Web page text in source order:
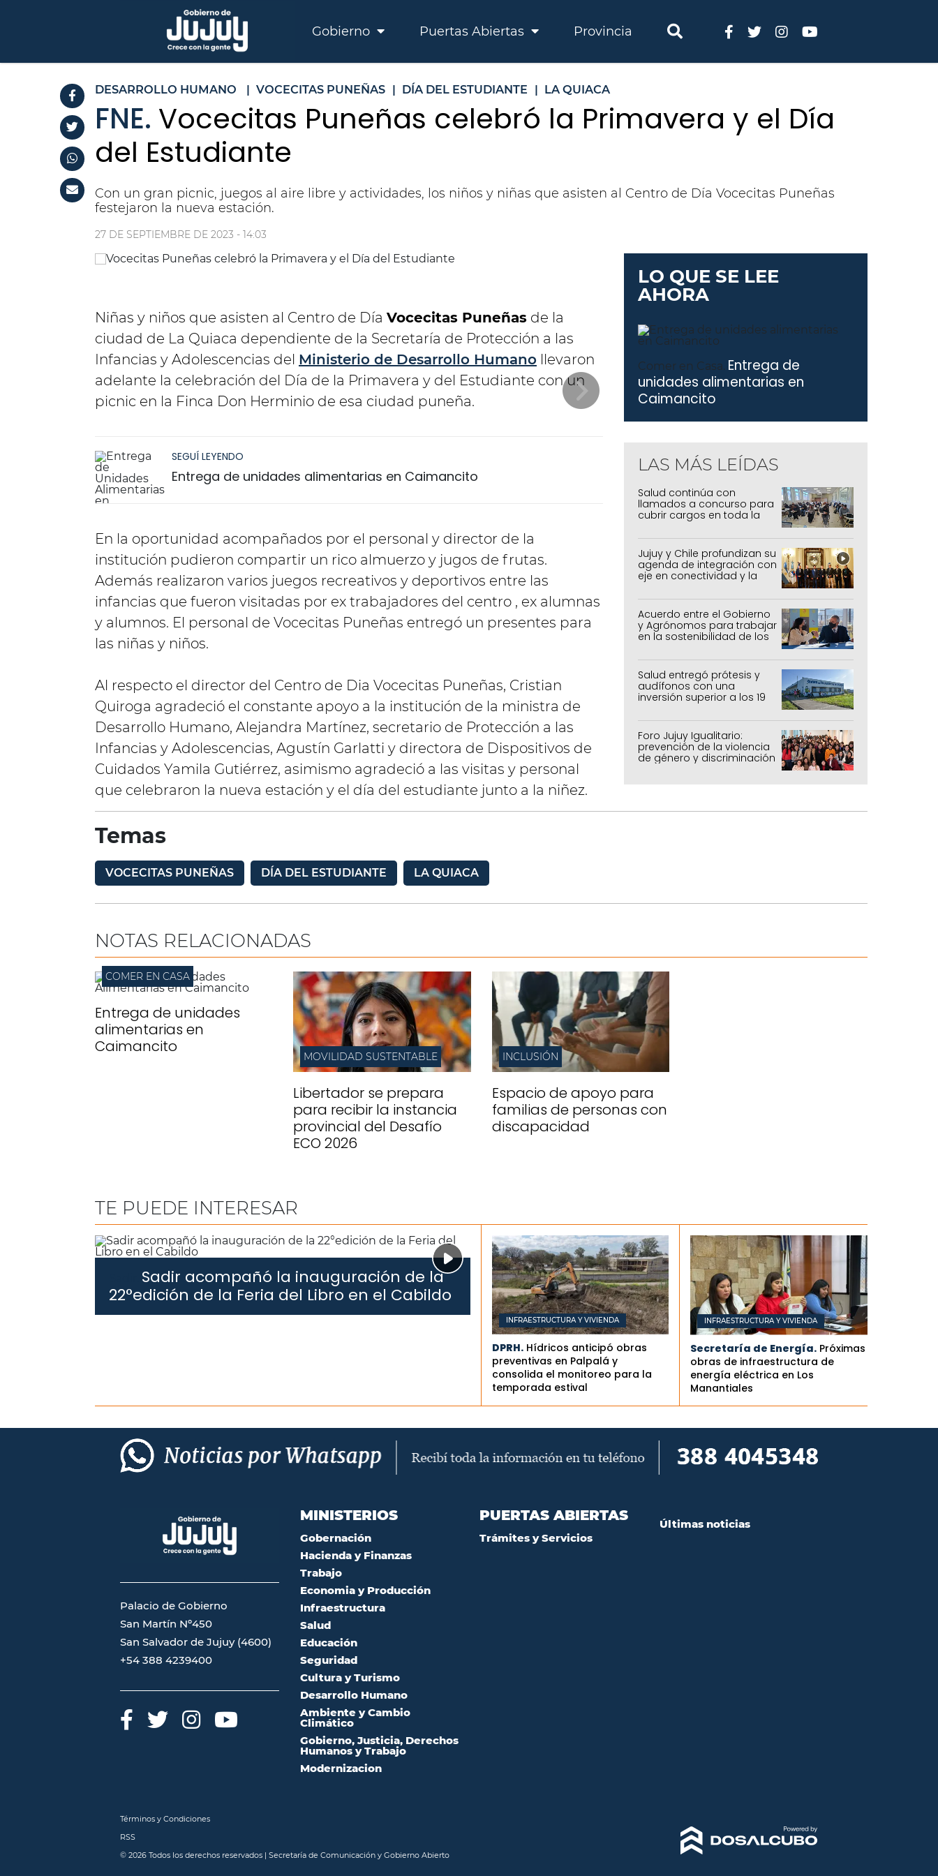
Gobierno Puertas Abiertas Provincia
DESARROLLO HUMANO | VOCECITAS PUNEÑAS | DÍA DEL ESTUDIANTE | LA QUIACA
FNE. Vocecitas Puneñas celebró la Primavera y el Día
del Estudiante
Con un gran picnic, juegos al aire libre y actividades, los niños y niñas que asisten al Centro de Día Vocecitas Puneñas
festejaron la nueva estación.
27 DE SEPTIEMBRE DE 2023 - 14:03
Niñas y niños que asisten al Centro de Día Vocecitas Puneñas de la
ciudad de La Quiaca dependiente de la Secretaría de Protección a las
Infancias y Adolescencias del Ministerio de Desarrollo Humano llevaron
adelante la celebración del Día de la Primavera y del Estudiante con un
picnic en la Finca Don Herminio de esa ciudad puneña.
SEGUÍ LEYENDO
Entrega de unidades alimentarias en Caimancito
En la oportunidad acompañados por el personal y director de la
institución pudieron compartir un rico almuerzo y jugos de frutas.
Además realizaron varios juegos recreativos y deportivos entre las
infancias que fueron visitadas por ex trabajadores del centro , ex alumnas
y alumnos. El personal de Vocecitas Puneñas entregó un presentes para
las niñas y niños.
Al respecto el director del Centro de Dia Vocecitas Puneñas, Cristian
Quiroga agradeció el constante apoyo a la institución de la ministra de
Desarrollo Humano, Alejandra Martínez, secretario de Protección a las
Infancias y Adolescencias, Agustín Garlatti y directora de Dispositivos de
Cuidados Yamila Gutiérrez, asimismo agradeció a las visitas y personal
que celebraron la nueva estación y el día del estudiante junto a la niñez.
LO QUE SE LEE
AHORA
Comer en Casa. Entrega de
unidades alimentarias en
Caimancito
LAS MÁS LEÍDAS
Salud continúa con
llamados a concurso para
cubrir cargos en toda la
Jujuy y Chile profundizan su
agenda de integración con
eje en conectividad y la
mejora del Paso de Jama
Acuerdo entre el Gobierno
y Agrónomos para trabajar
en la sostenibilidad de los
agrícolas, pecuarios y
forestal
Salud entregó prótesis y
audífonos con una
inversión superior a los 19
millones de pesos
Foro Jujuy Igualitario:
prevención de la violencia
de género y discriminación
Temas
VOCECITAS PUNEÑAS DÍA DEL ESTUDIANTE LA QUIACA
NOTAS RELACIONADAS
COMER EN CASA
Entrega de unidades
alimentarias en
Caimancito
MOVILIDAD SUSTENTABLE
Libertador se prepara
para recibir la instancia
provincial del Desafío
ECO 2026
INCLUSIÓN
Espacio de apoyo para
familias de personas con
discapacidad
TE PUEDE INTERESAR
Sadir acompañó la inauguración de la
22°edición de la Feria del Libro en el Cabildo
INFRAESTRUCTURA Y VIVIENDA
DPRH. Hídricos anticipó obras
preventivas en Palpalá y
consolida el monitoreo para la
temporada estival
INFRAESTRUCTURA Y VIVIENDA
Secretaría de Energía. Próximas
obras de infraestructura de
energía eléctrica en Los
Manantiales
Palacio de Gobierno
San Martín Nº450
San Salvador de Jujuy (4600)
+54 388 4239400
MINISTERIOS
Gobernación
Hacienda y Finanzas
Trabajo
Economia y Producción
Infraestructura
Salud
Educación
Seguridad
Cultura y Turismo
Desarrollo Humano
Ambiente y Cambio
Climático
Gobierno, Justicia, Derechos
Humanos y Trabajo
Modernizacion
PUERTAS ABIERTAS
Trámites y Servicios
Últimas noticias
Términos y Condiciones
RSS
© 2026 Todos los derechos reservados | Secretaría de Comunicación y Gobierno Abierto